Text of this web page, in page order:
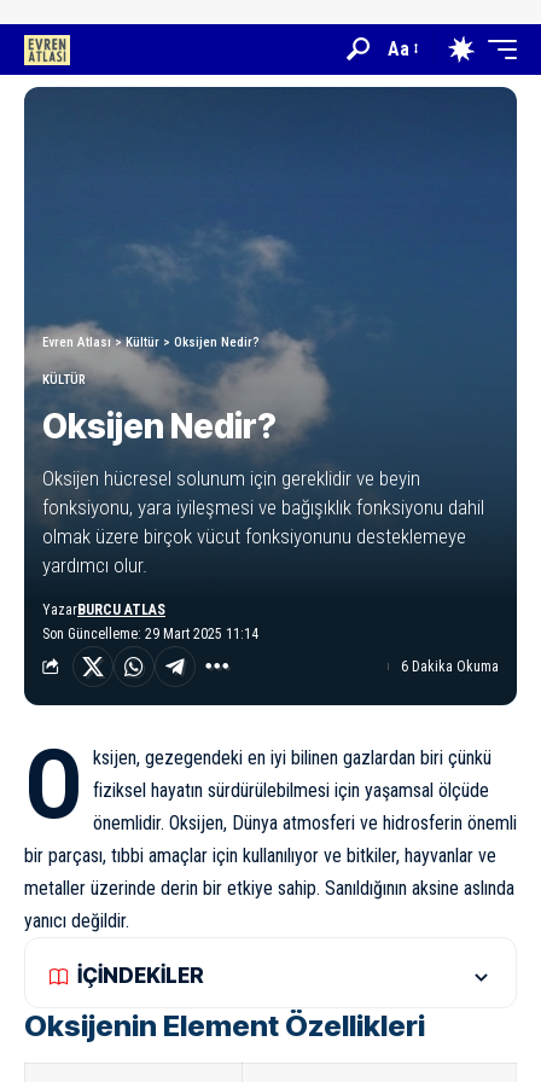
Aa
Evren Atlası>Kültür > Oksijen Nedir?
KÜLTÜR
Oksijen Nedir?
Oksijen hücresel solunum için gereklidir ve beyin
fonksiyonu, yara iyileşmesi ve bağışıklık fonksiyonu dahil
olmak üzere birçok vücut fonksiyonunu desteklemeye
yardımcı olur.
Son Güncelleme: 29 Mart 2025 11:14
YazarBURCU ATLAS
6 Dakika Okuma
O
ksijen, gezegendeki en iyi bilinen gazlardan biri çünkü
fiziksel hayatın sürdürülebilmesi için yaşamsal ölçüde
önemlidir. Oksijen, Dünya atmosferi ve hidrosferin önemli
bir parçası, tıbbi amaçlar için kullanılıyor ve bitkiler, hayvanlar ve
metaller üzerinde derin bir etkiye sahip. Sanıldığının aksine aslında
yanıcı değildir.
İÇİNDEKİLER
Oksijenin Element Özellikleri